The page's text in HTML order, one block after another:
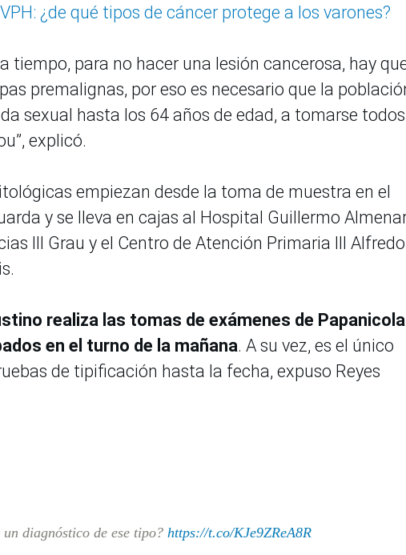
¿de qué tipos de cáncer protege a los varones?
tiempo, para no hacer una lesión cancerosa, hay
premalignas, por eso es necesario que la
sexual hasta los 64 años de edad, a tomarse
explicó.
empiezan desde la toma de muestra en el
y se lleva en cajas al Hospital Guillermo
III Grau y el Centro de Atención Primaria III Alfredo
realiza las tomas de exámenes de
en el turno de la mañana. A su vez, es el único
de tipificación hasta la fecha, expuso Reyes
diagnóstico de ese tipo? https://t.co/KJe9ZReA8R